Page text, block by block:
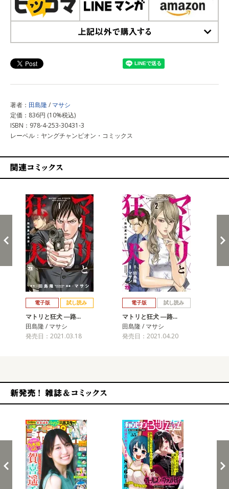
著者： 田島隆/ マサシ
定価：836円 (10%税込)
ISBN：978-4-253-30431-3
レーベル：ヤングチャンピオン・コミックス
電子版 試し読み
マトリと狂犬 ―路…
田島隆 / マサシ
発売日：2021.03.18
電子版 試し読み
マトリと狂犬 ―路…
田島隆 / マサシ
発売日：2021.04.20